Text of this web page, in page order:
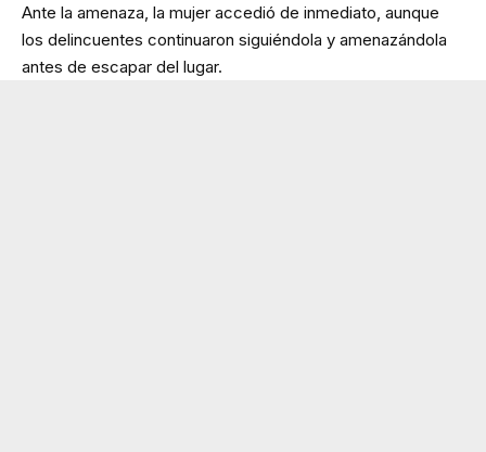
Ante la amenaza, la mujer accedió de inmediato, aunque
los delincuentes continuaron siguiéndola y amenazándola
antes de escapar del lugar.